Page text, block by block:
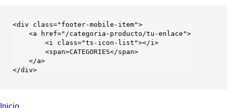
<div class="footer-mobile-item">
    <
a href="/categoria-producto/tu-enlace">
        <
i class="ts-icon-list"></i>
        <
span>CATEGORIES</span>
    </
a>
</div>
Inicio